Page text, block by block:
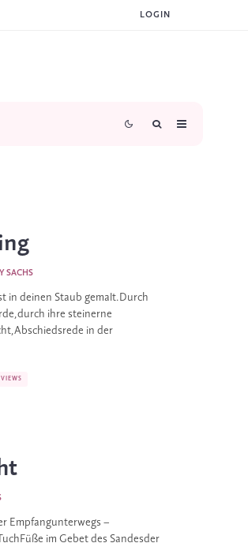
LOGIN
SACHS
in deinen Staub gemalt.Durch
ihre steinerne
in der
VIEWS
Empfangunterwegs –
im Gebet des Sandesder